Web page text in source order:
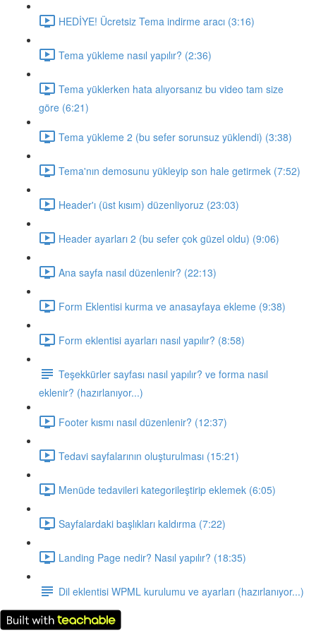
HEDİYE! Ücretsiz Tema indirme aracı (3:16)
Tema yükleme nasıl yapılır? (2:36)
Tema yüklerken hata alıyorsanız bu video tam size
göre (6:21)
Tema yükleme 2 (bu sefer sorunsuz yüklendi) (3:38)
Tema'nın demosunu yükleyip son hale getirmek (7:52)
Header'ı (üst kısım) düzenliyoruz (23:03)
Header ayarları 2 (bu sefer çok güzel oldu) (9:06)
Ana sayfa nasıl düzenlenir? (22:13)
Form Eklentisi kurma ve anasayfaya ekleme (9:38)
Form eklentisi ayarları nasıl yapılır? (8:58)
Teşekkürler sayfası nasıl yapılır? ve forma nasıl
eklenir? (hazırlanıyor...)
Footer kısmı nasıl düzenlenir? (12:37)
Tedavi sayfalarının oluşturulması (15:21)
Menüde tedavileri kategorileştirip eklemek (6:05)
Sayfalardaki başlıkları kaldırma (7:22)
Landing Page nedir? Nasıl yapılır? (18:35)
Dil eklentisi WPML kurulumu ve ayarları (hazırlanıyor...)